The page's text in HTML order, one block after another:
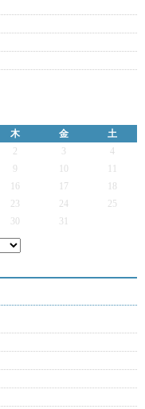
木 金
土
2 3
4
9
16 17
23 24
25
30 31